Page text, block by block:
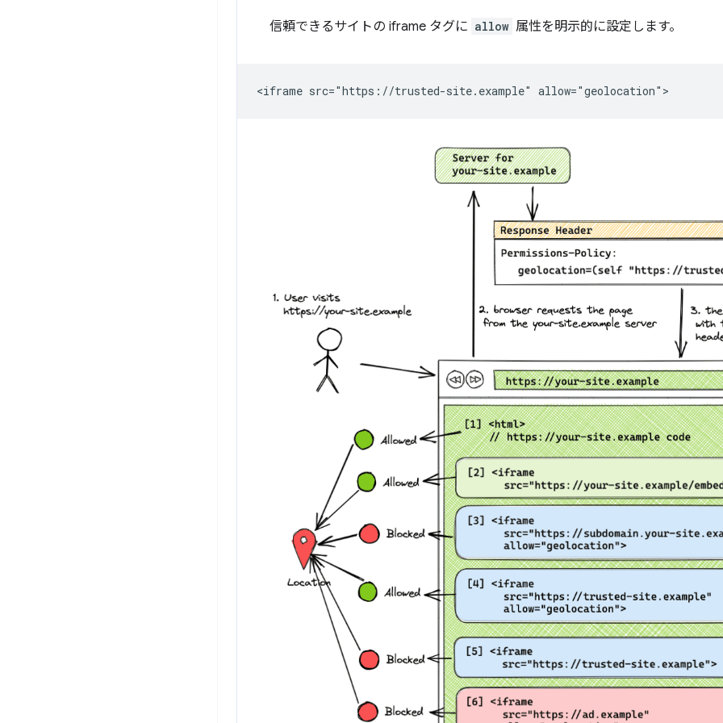
信頼できるサイトの iframe タグに allow 属性を明示的に設定します。